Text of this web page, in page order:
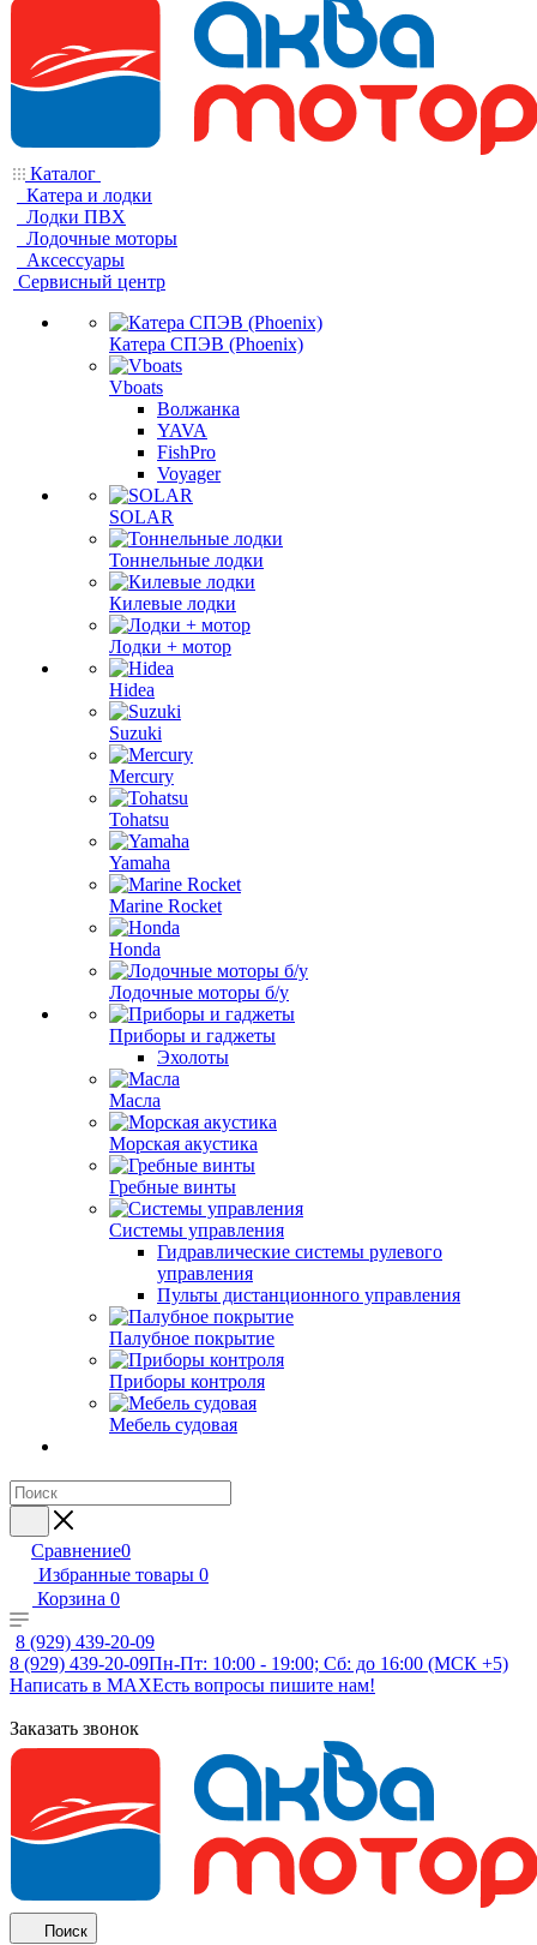
Каталог
Катера и лодки
Лодки ПВХ
Лодочные моторы
Аксессуары
Сервисный центр
Катера СПЭВ (Phoenix)
Vboats
Волжанка
YAVA
FishPro
Voyager
SOLAR
Тоннельные лодки
Килевые лодки
Лодки + мотор
Hidea
Suzuki
Mercury
Tohatsu
Yamaha
Marine Rocket
Honda
Лодочные моторы б/у
Приборы и гаджеты
Эхолоты
Масла
Морская акустика
Гребные винты
Системы управления
Гидравлические системы рулевого
управления
Пульты дистанционного управления
Палубное покрытие
Приборы контроля
Мебель судовая
Сравнение0
Избранные товары 0
Корзина 0
8 (929) 439-20-09
8 (929) 439-20-09Пн-Пт: 10:00 - 19:00; Сб: до 16:00 (МСК +5)
Написать в MAXЕсть вопросы пишите нам!
Заказать звонок
Поиск